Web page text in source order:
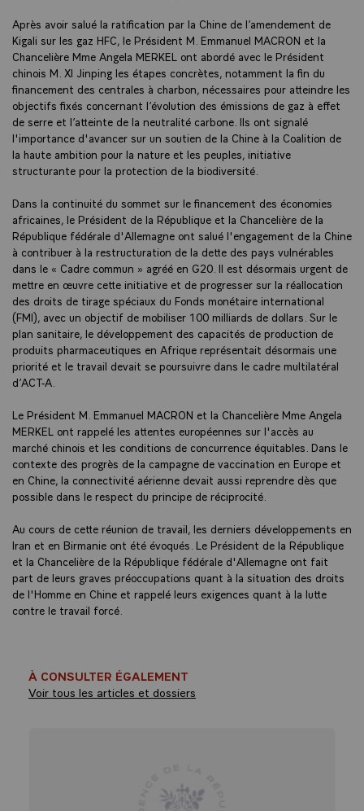
Après avoir salué la ratification par la Chine de l’amendement de
Kigali sur les gaz HFC, le Président M. Emmanuel MACRON et la
Chancelière Mme Angela MERKEL ont abordé avec le Président
chinois M. XI Jinping les étapes concrètes, notamment la fin du
financement des centrales à charbon, nécessaires pour atteindre les
objectifs fixés concernant l’évolution des émissions de gaz à effet
de serre et l’atteinte de la neutralité carbone. Ils ont signalé
l'importance d'avancer sur un soutien de la Chine à la Coalition de
la haute ambition pour la nature et les peuples, initiative
structurante pour la protection de la biodiversité.
Dans la continuité du sommet sur le financement des économies
africaines, le Président de la République et la Chancelière de la
République fédérale d'Allemagne ont salué l'engagement de la Chine
à contribuer à la restructuration de la dette des pays vulnérables
dans le « Cadre commun » agréé en G20. Il est désormais urgent de
mettre en œuvre cette initiative et de progresser sur la réallocation
des droits de tirage spéciaux du Fonds monétaire international
(FMI), avec un objectif de mobiliser 100 milliards de dollars. Sur le
plan sanitaire, le développement des capacités de production de
produits pharmaceutiques en Afrique représentait désormais une
priorité et le travail devait se poursuivre dans le cadre multilatéral
d’ACT-A.
Le Président M. Emmanuel MACRON et la Chancelière Mme Angela
MERKEL ont rappelé les attentes européennes sur l'accès au
marché chinois et les conditions de concurrence équitables. Dans le
contexte des progrès de la campagne de vaccination en Europe et
en Chine, la connectivité aérienne devait aussi reprendre dès que
possible dans le respect du principe de réciprocité.
Au cours de cette réunion de travail, les derniers développements en
Iran et en Birmanie ont été évoqués. Le Président de la République
et la Chancelière de la République fédérale d'Allemagne ont fait
part de leurs graves préoccupations quant à la situation des droits
de l'Homme en Chine et rappelé leurs exigences quant à la lutte
contre le travail forcé.
À CONSULTER ÉGALEMENT
Voir tous les articles et dossiers